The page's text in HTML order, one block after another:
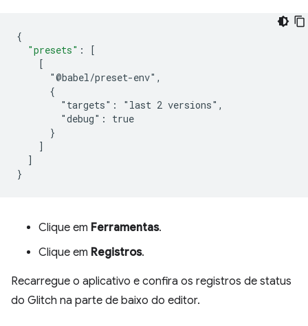
{
"presets" :
[
    [
      "@babel/preset-env",
      {
        "targets": "last 2 versions",
        "debug": true
      }
]
]
}
Clique em Ferramentas.
Clique em Registros.
Recarregue o aplicativo e confira os registros de status
do Glitch na parte de baixo do editor.